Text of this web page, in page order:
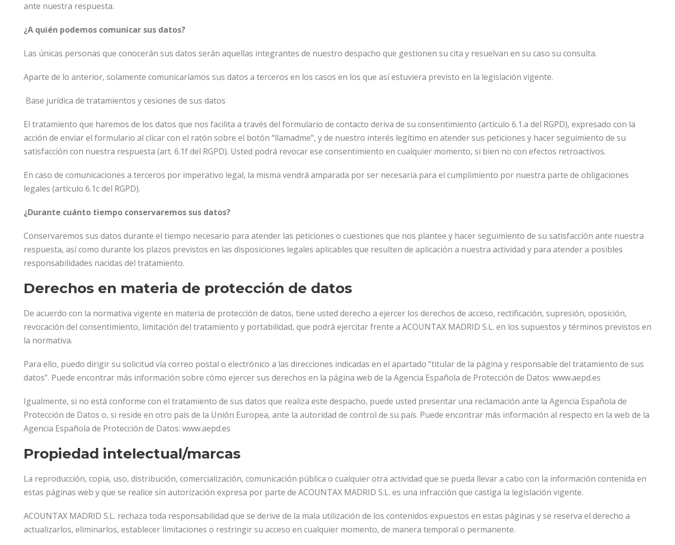
ante nuestra respuesta.
¿A quién podemos comunicar sus datos?
Las únicas personas que conocerán sus datos serán aquellas integrantes de nuestro despacho que gestionen su cita y resuelvan en su caso su consulta.
Aparte de lo anterior, solamente comunicaríamos sus datos a terceros en los casos en los que así estuviera previsto en la legislación vigente.
Base jurídica de tratamientos y cesiones de sus datos
El tratamiento que haremos de los datos que nos facilita a través del formulario de contacto deriva de su consentimiento (artículo 6.1.a del RGPD), expresado con la
acción de enviar el formulario al clicar con el ratón sobre el botón “llamadme”, y de nuestro interés legítimo en atender sus peticiones y hacer seguimiento de su
satisfacción con nuestra respuesta (art. 6.1f del RGPD). Usted podrá revocar ese consentimiento en cualquier momento, si bien no con efectos retroactivos.
En caso de comunicaciones a terceros por imperativo legal, la misma vendrá amparada por ser necesaria para el cumplimiento por nuestra parte de obligaciones
legales (artículo 6.1c del RGPD).
¿Durante cuánto tiempo conservaremos sus datos?
Conservaremos sus datos durante el tiempo necesario para atender las peticiones o cuestiones que nos plantee y hacer seguimiento de su satisfacción ante nuestra
respuesta, así como durante los plazos previstos en las disposiciones legales aplicables que resulten de aplicación a nuestra actividad y para atender a posibles
responsabilidades nacidas del tratamiento.
Derechos en materia de protección de datos
De acuerdo con la normativa vigente en materia de protección de datos, tiene usted derecho a ejercer los derechos de acceso, rectificación, supresión, oposición,
revocación del consentimiento, limitación del tratamiento y portabilidad, que podrá ejercitar frente a ACOUNTAX MADRID S.L. en los supuestos y términos previstos en
la normativa.
Para ello, puedo dirigir su solicitud vía correo postal o electrónico a las direcciones indicadas en el apartado “titular de la página y responsable del tratamiento de sus
datos”. Puede encontrar más información sobre cómo ejercer sus derechos en la página web de la Agencia Española de Protección de Datos: www.aepd.es
Igualmente, si no está conforme con el tratamiento de sus datos que realiza este despacho, puede usted presentar una reclamación ante la Agencia Española de
Protección de Datos o, si reside en otro país de la Unión Europea, ante la autoridad de control de su país. Puede encontrar más información al respecto en la web de la
Agencia Española de Protección de Datos: www.aepd.es
Propiedad intelectual/marcas
La reproducción, copia, uso, distribución, comercialización, comunicación pública o cualquier otra actividad que se pueda llevar a cabo con la información contenida en
estas páginas web y que se realice sin autorización expresa por parte de ACOUNTAX MADRID S.L. es una infracción que castiga la legislación vigente.
ACOUNTAX MADRID S.L. rechaza toda responsabilidad que se derive de la mala utilización de los contenidos expuestos en estas páginas y se reserva el derecho a
actualizarlos, eliminarlos, establecer limitaciones o restringir su acceso en cualquier momento, de manera temporal o permanente.